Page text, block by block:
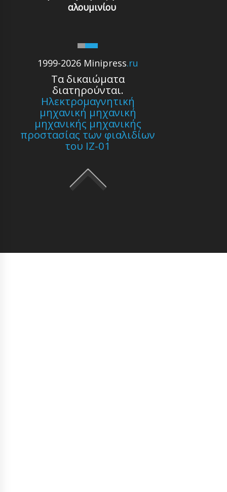
1999-2026 Minipress.ru
Τα δικαιώματα
διατηρούνται.
Ηλεκτρομαγνητική
μηχανική μηχανική
μηχανικής μηχανικής
προστασίας των φιαλιδίων
του ΙΖ-01
αλουμινίου